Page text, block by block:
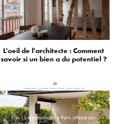
L'oeil de l'architecte : Comment
savoir si un bien a du potentiel ?